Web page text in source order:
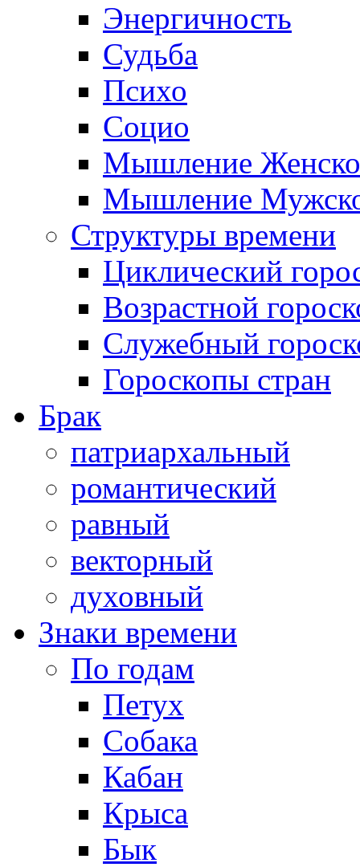
Энергичность
Судьба
Психо
Социо
Мышление
Мышление
Структуры времени
Циклический
Возрастной
Служебный
Гороскопы стран
Брак
патриархальный
романтический
равный
векторный
духовный
Знаки времени
По годам
Петух
Собака
Кабан
Крыса
Бык